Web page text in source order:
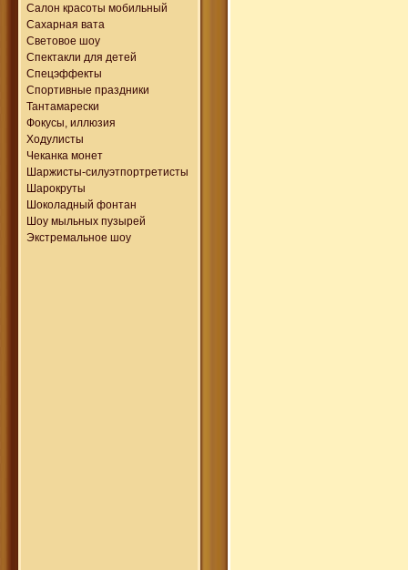
Салон красоты мобильный
Сахарная вата
Световое шоу
Спектакли для детей
Спецэффекты
Спортивные праздники
Тантамарески
Фокусы, иллюзия
Ходулисты
Чеканка монет
Шаржисты-силуэтпортретисты
Шарокруты
Шоколадный фонтан
Шоу мыльных пузырей
Экстремальное шоу